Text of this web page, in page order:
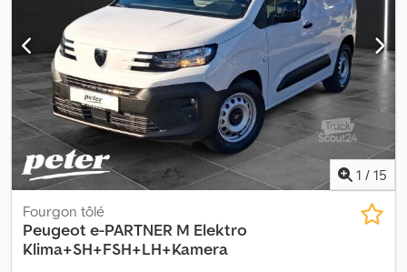
1 / 15
Fourgon tôlé
Peugeot e-PARTNER M Elektro
Klima+SH+FSH+LH+Kamera